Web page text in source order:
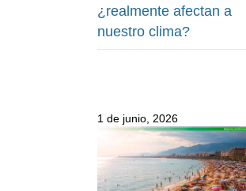
¿realmente afectan a
nuestro clima?
1 de junio, 2026